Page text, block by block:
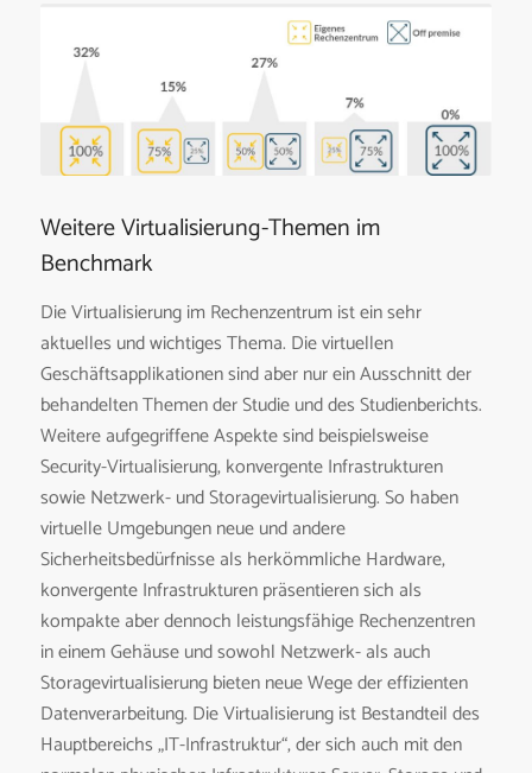
Weitere Virtualisierung-Themen im
Benchmark
Die Virtualisierung im Rechenzentrum ist ein sehr
aktuelles und wichtiges Thema. Die virtuellen
Geschäftsapplikationen sind aber nur ein Ausschnitt der
behandelten Themen der Studie und des Studienberichts.
Weitere aufgegriffene Aspekte sind beispielsweise
Security-Virtualisierung, konvergente Infrastrukturen
sowie Netzwerk- und Storagevirtualisierung. So haben
virtuelle Umgebungen neue und andere
Sicherheitsbedürfnisse als herkömmliche Hardware,
konvergente Infrastrukturen präsentieren sich als
kompakte aber dennoch leistungsfähige Rechenzentren
in einem Gehäuse und sowohl Netzwerk- als auch
Storagevirtualisierung bieten neue Wege der effizienten
Datenverarbeitung. Die Virtualisierung ist Bestandteil des
Hauptbereichs „IT-Infrastruktur“, der sich auch mit den